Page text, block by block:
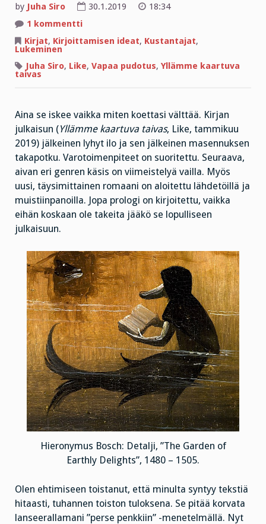
by Juha Siro 30.1.2019
18:34
1 kommenttiartikkeliin
takapotku
ja
liian
Kirjat, Kirjoittamisen ideat, Kustantajat,
Lukeminen
Juha Siro, Like, Vapaa pudotus, Yllämme kaartuva
taivas
Aina se iskee vaikka miten koettasi välttää. Kirjan
julkaisun (Yllämme kaartuva taivas, Like, tammikuu
2019) jälkeinen lyhyt ilo ja sen jälkeinen masennuksen
takapotku. Varotoimenpiteet on suoritettu. Seuraava,
aivan eri genren käsis on viimeistelyä vailla. Myös
uusi, täysimittainen romaani on aloitettu lähdetöillä ja
muistiinpanoilla. Jopa prologi on kirjoitettu, vaikka
eihän koskaan ole takeita jääkö se lopulliseen
julkaisuun.
Hieronymus Bosch: Detalji, ”The Garden of
Earthly Delights”, 1480 – 1505.
Olen ehtimiseen toistanut, että minulta syntyy tekstiä
hitaasti, tuhannen toiston tuloksena. Se pitää korvata
lanseerallamani ”perse penkkiin” -menetelmällä. Nyt